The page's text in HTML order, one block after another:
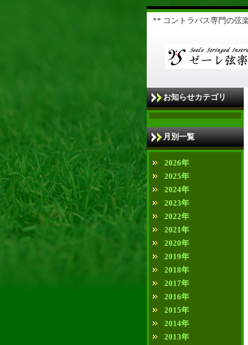
** コントラバス専門の弦
お知らせカテゴリ
月別一覧
2026年
2025年
2024年
2023年
2022年
2021年
2020年
2019年
2018年
2017年
2016年
2015年
2014年
2013年